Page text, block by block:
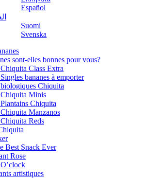
Español
Suomi
Svenska
sont-elles bonnes pour vous?
Class Extra
bananes à emporter
Chiquita
Chiquita Minis
Chiquita
Manzanos
Reds
Best Snack Ever
Rose
artistiques